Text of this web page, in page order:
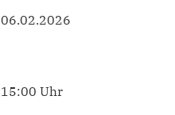
06.02.2026
15:00 Uhr